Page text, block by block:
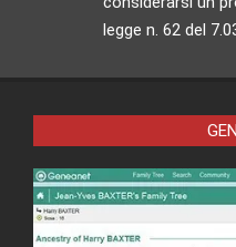
legge n. 62 del